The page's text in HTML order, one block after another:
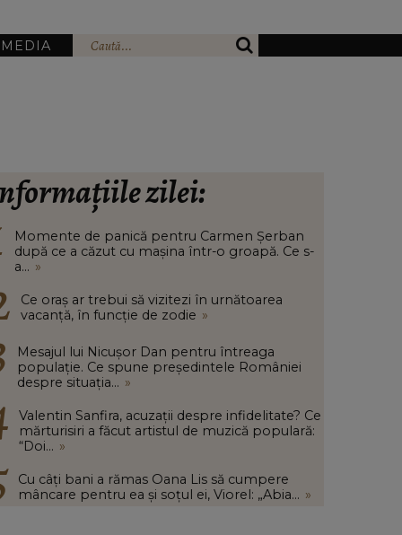
zilei:
Momente de panică pentru Carmen Șerban
după ce a căzut cu mașina într-o groapă. Ce s-
a... »
Ce oraș ar trebui să vizitezi în urnătoarea
vacanță, în funcție de zodie »
Mesajul lui Nicușor Dan pentru întreaga
populație. Ce spune președintele României
despre situația... »
Valentin Sanfira, acuzații despre infidelitate? Ce
mărturisiri a făcut artistul de muzică populară:
“Doi... »
Cu câți bani a rămas Oana Lis să cumpere
mâncare pentru ea și soțul ei, Viorel: „Abia... »